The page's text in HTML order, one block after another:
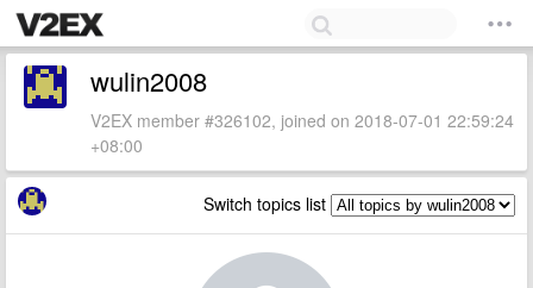
wulin2008
V2EX member #326102, joined on 2018-07-01 22:59:24
+08:00
Switch topics list